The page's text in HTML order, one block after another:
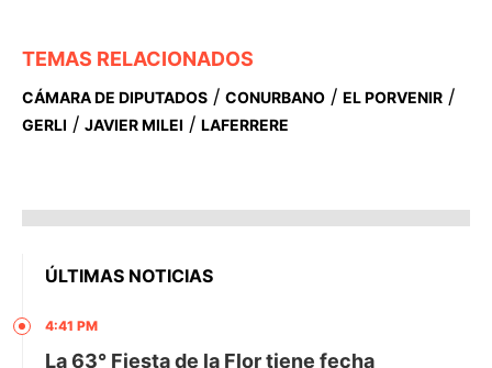
TEMAS RELACIONADOS
CÁMARA DE DIPUTADOS / CONURBANO / EL PORVENIR /
GERLI / JAVIER MILEI / LAFERRERE
ÚLTIMAS NOTICIAS
4:41 PM
La 63° Fiesta de la Flor tiene fecha